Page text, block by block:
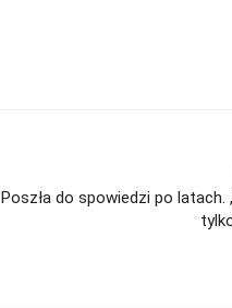
Poszła do spowiedzi po latach.